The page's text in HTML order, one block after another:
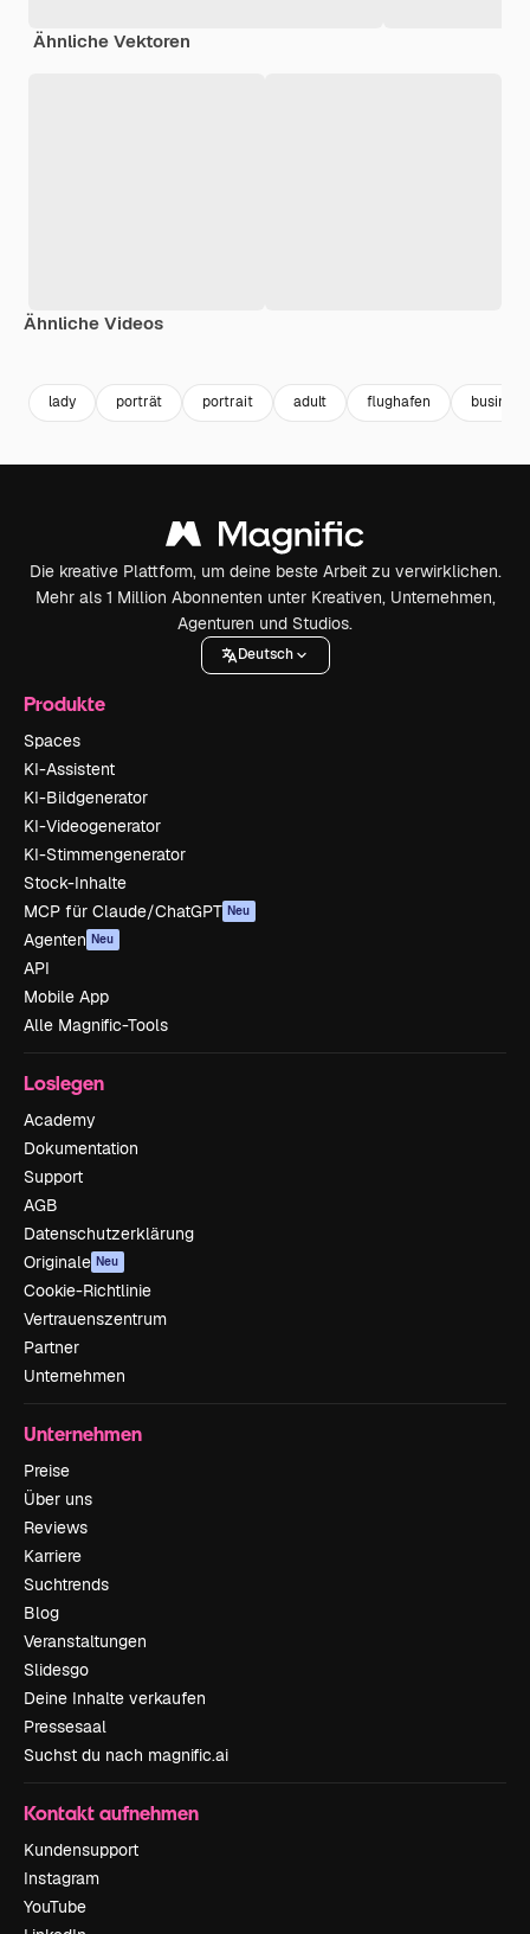
Ähnliche Vektoren
Ähnliche Videos
lady porträt portrait adult flughafen
Die kreative Plattform, um deine beste Arbeit zu verwirklichen.
Mehr als 1 Million Abonnenten unter Kreativen, Unternehmen,
Agenturen und Studios.
Deutsch
Produkte
Spaces
KI-Assistent
KI-Bildgenerator
KI-Videogenerator
KI-Stimmengenerator
Stock-Inhalte
MCP für Claude/ChatGPT Neu
Agenten Neu
API
Mobile App
Alle Magnific-Tools
Loslegen
Academy
Dokumentation
Support
AGB
Datenschutzerklärung
Originale Neu
Cookie-Richtlinie
Vertrauenszentrum
Partner
Unternehmen
Unternehmen
Preise
Über uns
Reviews
Karriere
Suchtrends
Blog
Veranstaltungen
Slidesgo
Deine Inhalte verkaufen
Pressesaal
Suchst du nach magnific.ai
Kontakt aufnehmen
Kundensupport
Instagram
YouTube